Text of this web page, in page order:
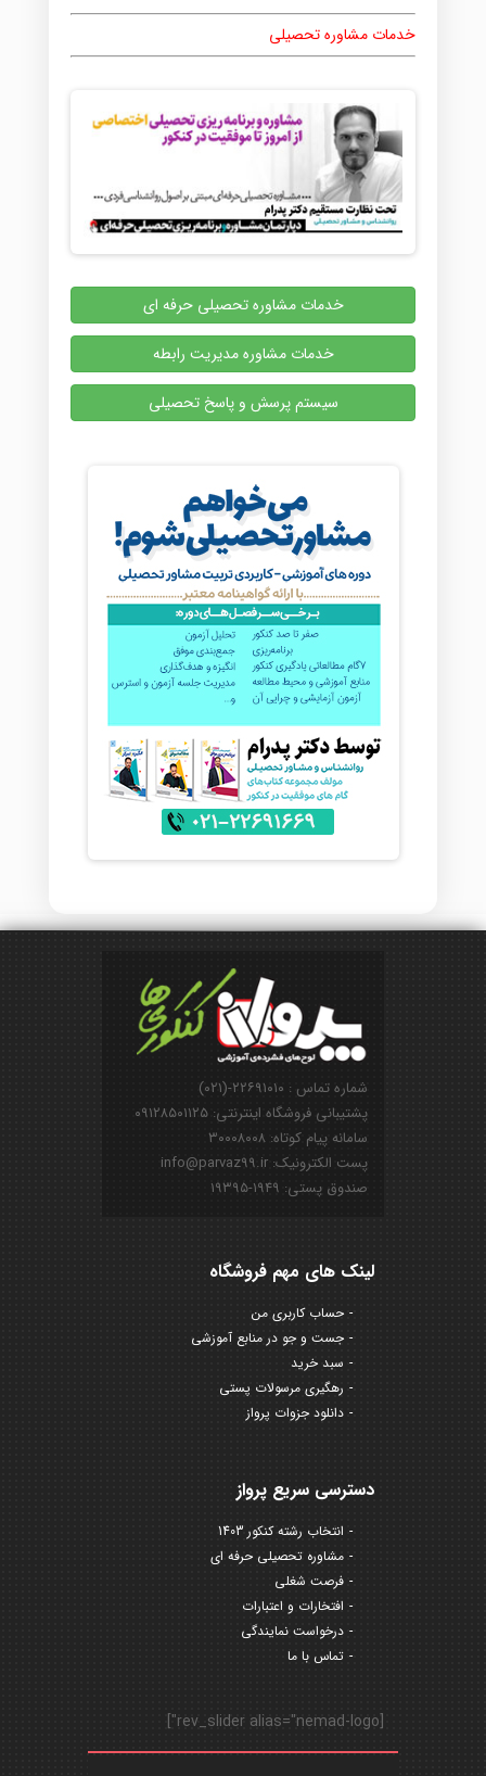
خدمات مشاوره تحصیلی
خدمات مشاوره تحصیلی حرفه ای
خدمات مشاوره مدیریت رابطه
سیستم پرسش و پاسخ تحصیلی
شماره تماس : ۲۲۶۹۱۰۱۰-(۰۲۱)
پشتیبانی فروشگاه اینترنتی: ۰۹۱۲۸۵۰۱۱۲۵
سامانه پیام کوتاه: ۳۰۰۰۸۰۰۸
پست الکترونیک: info@parvaz99.ir
صندوق پستی: ۱۹۴۹-۱۹۳۹۵
لینک های مهم فروشگاه
حساب کاربری من
جست و جو در منابع آموزشی
سبد خرید
رهگیری مرسولات پستی
دانلود جزوات پرواز
دسترسی سریع پرواز
انتخاب رشته کنکور 1403
مشاوره تحصیلی حرفه ای
فرصت شغلی
افتخارات و اعتبارات
درخواست نمایندگی
تماس با ما
[rev_slider alias="nemad-logo"]